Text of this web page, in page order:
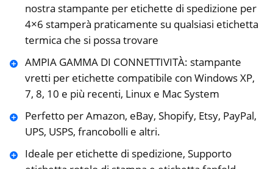
nostra stampante per etichette di spedizione per
4×6 stamperà praticamente su qualsiasi etichetta
termica che si possa trovare
AMPIA GAMMA DI CONNETTIVITÀ: stampante
vretti per etichette compatibile con Windows XP,
7, 8, 10 e più recenti, Linux e Mac System
Perfetto per Amazon, eBay, Shopify, Etsy, PayPal,
UPS, USPS, francobolli e altri.
Ideale per etichette di spedizione, Supporto